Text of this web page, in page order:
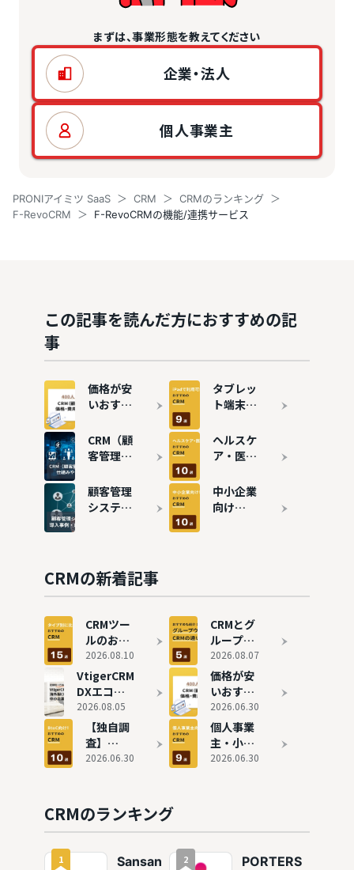
まずは、事業形態を教えてください
企業・法人
個人事業主
PRONIアイミツ SaaS CRM
CRMのランキング
F-RevoCRM
F-RevoCRMの機能/連携サービス
この記事を読んだ方におすすめの記
事
価格が安
いおすす
選！費用
相場も独
解説
タブレッ
ト端末
対応のお
すすめ
CRM9選
CRM（顧
客管理シ
とは？仕
組みや使
ヘルスケ
ア・医療
CRMおす
すめ10選
｜病院
顧客管理
システム
紹介！成
功ポイン
トや選び
方も徹底
解説
中小企業
向け
CRMの新着記事
CRMツー
ルのおす
すめ15
選！料
金・機
能・導入
実績を徹
底比較
2026.08.10
CRMとグ
ループウ
ェアの違
いとは？
おすすめ
CRM5選
も紹介
2026.08.07
VtigerCRM
DXエコシ
ステムの評
判を独自取
材｜定額制
で低コスト
2026.08.05
価格が安
いおすす
めCRM13
選！費用
相場も独
自調査で
2026.06.30
【独自調
査】
BtoC向
10選！人
気ツール
や事例も
紹介
2026.06.30
個人事業
主・小規
模事業者
すすめ9
選
2026.06.30
CRMのランキング
1 Sansan 2
PORTERS